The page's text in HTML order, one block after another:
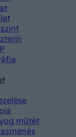
műtét